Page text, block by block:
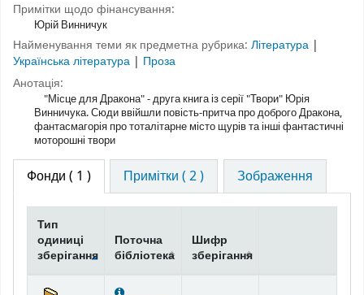
Примітки щодо фінансування:
Юрій Винничук
Найменування теми як предметна рубрика: Література |
Українська література | Проза
Анотація:
"Місце для Дракона" - друга книга із серії "Твори" Юрія
Винничука. Сюди ввійшли повість-притча про доброго Дракона,
фантасмагорія про тоталітарне місто щурів та інші фантастичні
моторошні твори
Фонди ( 1 ) Примітки ( 2 ) Зображення
Тип
одиниці
зберігання
Поточна
бібліотека
Шифр
зберігання